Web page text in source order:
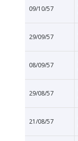
09/10/57
29/09/57
08/09/57
29/08/57
21/08/57